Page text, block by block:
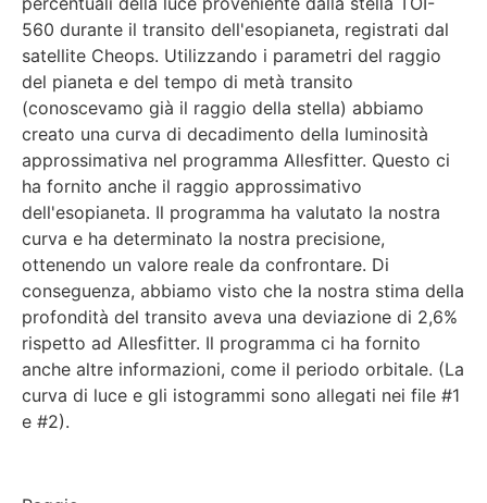
560 durante il transito dell'esopianeta, registrati dal
satellite Cheops. Utilizzando i parametri del raggio
del pianeta e del tempo di metà transito
(conoscevamo già il raggio della stella) abbiamo
creato una curva di decadimento della luminosità
approssimativa nel programma Allesfitter. Questo ci
ha fornito anche il raggio approssimativo
dell'esopianeta. Il programma ha valutato la nostra
curva e ha determinato la nostra precisione,
ottenendo un valore reale da confrontare. Di
conseguenza, abbiamo visto che la nostra stima della
profondità del transito aveva una deviazione di 2,6%
rispetto ad Allesfitter. Il programma ci ha fornito
anche altre informazioni, come il periodo orbitale. (La
curva di luce e gli istogrammi sono allegati nei file #1
e #2).